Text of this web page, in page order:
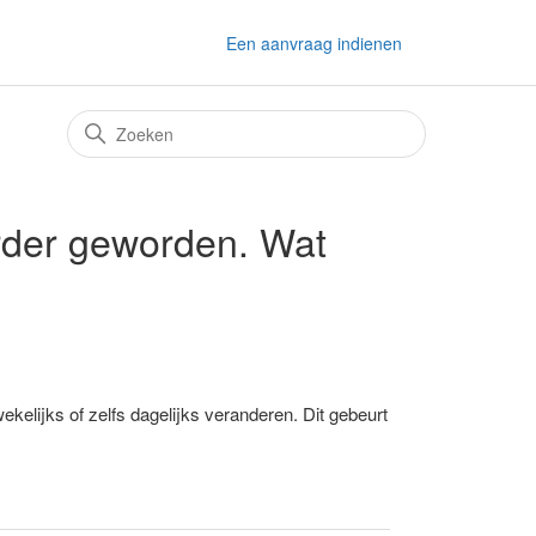
Een aanvraag indienen
geworden. Wat
of zelfs dagelijks veranderen. Dit gebeurt